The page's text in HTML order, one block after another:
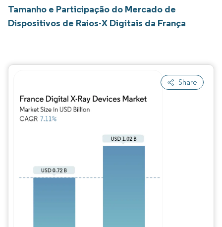
Tamanho e Participação do Mercado de
Dispositivos de Raios-X Digitais da França
Share